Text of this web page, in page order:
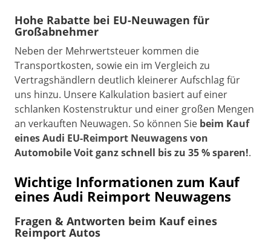
Hohe Rabatte bei EU-Neuwagen für
Großabnehmer
Neben der Mehrwertsteuer kommen die
Transportkosten, sowie ein im Vergleich zu
Vertragshändlern deutlich kleinerer Aufschlag für
uns hinzu. Unsere Kalkulation basiert auf einer
schlanken Kostenstruktur und einer großen Mengen
an verkauften Neuwagen. So können Sie beim Kauf
eines Audi EU-Reimport Neuwagens von
Automobile Voit ganz schnell bis zu 35 % sparen!.
Wichtige Informationen zum Kauf
eines Audi Reimport Neuwagens
Fragen & Antworten beim Kauf eines
Reimport Autos